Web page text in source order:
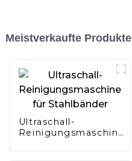
Meistverkaufte Produkte
Ultraschall-
Reinigungsmaschine